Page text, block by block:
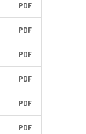
PDF
PDF
PDF
PDF
PDF
PDF